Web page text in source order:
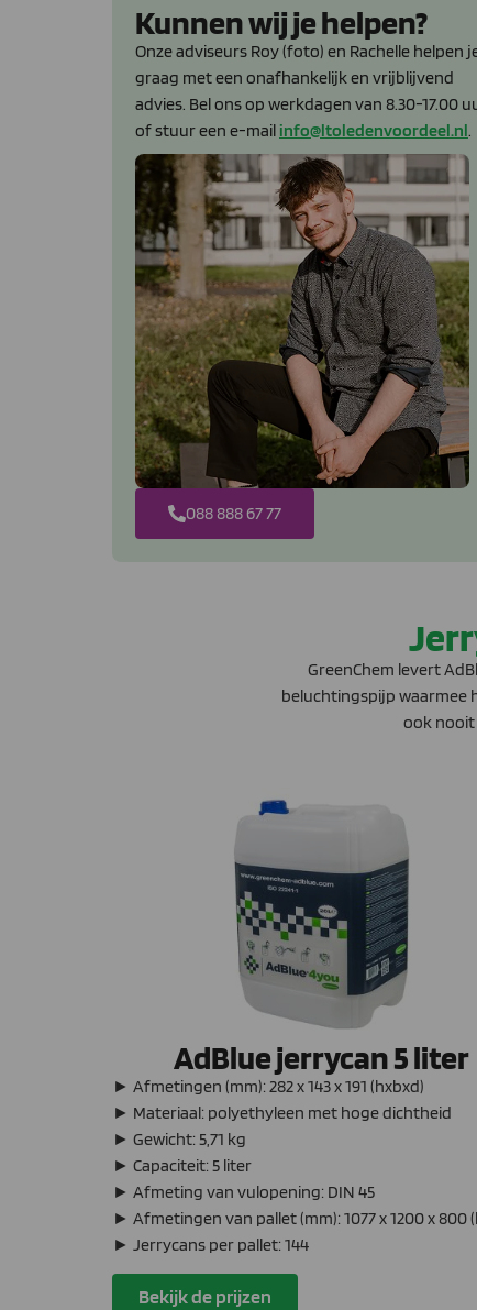
Kunnen wij je helpen?
Onze adviseurs Roy (foto) en Rachelle helpen
graag met een onafhankelijk en vrijblijvend
advies. Bel ons op werkdagen van 8.30-17.00
of stuur een e-mail info@ltoledenvoordeel.nl.
088 888 67 77
GreenChem levert
beluchtingspijp waarmee
ook nooit
AdBlue jerrycan 5 liter
► Afmetingen (mm): 282 x 143 x 191 (hxbxd)
► Materiaal: polyethyleen met hoge dichtheid
► Gewicht: 5,71 kg
► Capaciteit: 5 liter
► Afmeting van vulopening: DIN 45
► Afmetingen van pallet (mm): 1077 x 1200 x 800
► Jerrycans per pallet: 144
Bekijk de prijzen